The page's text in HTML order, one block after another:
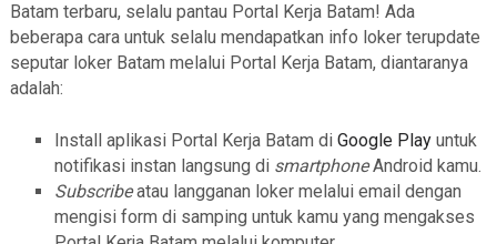
Batam terbaru, selalu pantau Portal Kerja Batam! Ada
beberapa cara untuk selalu mendapatkan info loker terupdate
seputar loker Batam melalui Portal Kerja Batam, diantaranya
adalah:
Install aplikasi Portal Kerja Batam di Google Playuntuk
notifikasi instan langsung di smartphoneAndroid kamu.
Subscribeatau langganan loker melalui email dengan
mengisi form di samping untuk kamu yang mengakses